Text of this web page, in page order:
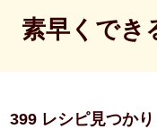
素早くでき
399 レシピ見つか